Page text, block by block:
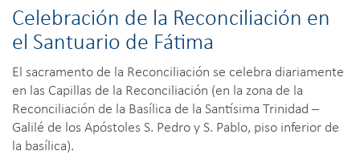
Celebración de la Reconciliación en
el Santuario de Fátima
El sacramento de la Reconciliación se celebra diariamente
en las Capillas de la Reconciliación (en la zona de la
Reconciliación de la Basílica de la Santísima Trinidad –
Galilé de los Apóstoles S. Pedro y S. Pablo, piso inferior de
la basílica).